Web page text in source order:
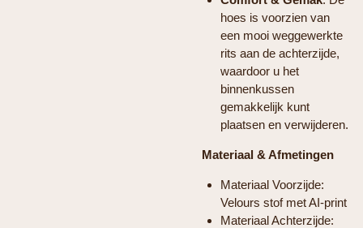
hoes is voorzien van
een mooi weggewerkte
rits aan de achterzijde,
waardoor u het
binnenkussen
gemakkelijk kunt
plaatsen en verwijderen.
Materiaal & Afmetingen
Materiaal Voorzijde:
Velours stof met AI-print
Materiaal Achterzijde: